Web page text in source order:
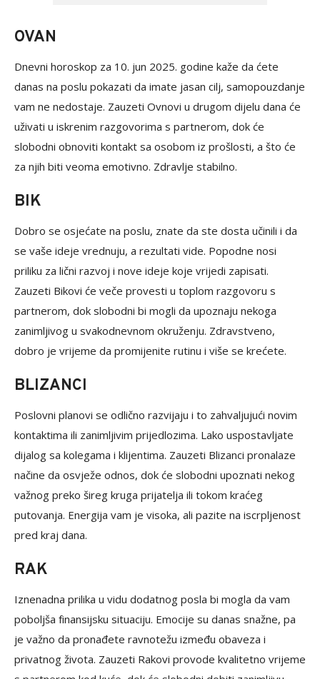
OVAN
Dnevni horoskop za 10. jun 2025. godine kaže da ćete
danas na poslu pokazati da imate jasan cilj, samopouzdanje
vam ne nedostaje. Zauzeti Ovnovi u drugom dijelu dana će
uživati u iskrenim razgovorima s partnerom, dok će
slobodni obnoviti kontakt sa osobom iz prošlosti, a što će
za njih biti veoma emotivno. Zdravlje stabilno.
BIK
Dobro se osjećate na poslu, znate da ste dosta učinili i da
se vaše ideje vrednuju, a rezultati vide. Popodne nosi
priliku za lični razvoj i nove ideje koje vrijedi zapisati.
Zauzeti Bikovi će veče provesti u toplom razgovoru s
partnerom, dok slobodni bi mogli da upoznaju nekoga
zanimljivog u svakodnevnom okruženju. Zdravstveno,
dobro je vrijeme da promijenite rutinu i više se krećete.
BLIZANCI
Poslovni planovi se odlično razvijaju i to zahvaljujući novim
kontaktima ili zanimljivim prijedlozima. Lako uspostavljate
dijalog sa kolegama i klijentima. Zauzeti Blizanci pronalaze
načine da osvježe odnos, dok će slobodni upoznati nekog
važnog preko šireg kruga prijatelja ili tokom kraćeg
putovanja. Energija vam je visoka, ali pazite na iscrpljenost
pred kraj dana.
RAK
Iznenadna prilika u vidu dodatnog posla bi mogla da vam
poboljša finansijsku situaciju. Emocije su danas snažne, pa
je važno da pronađete ravnotežu između obaveza i
privatnog života. Zauzeti Rakovi provode kvalitetno vrijeme